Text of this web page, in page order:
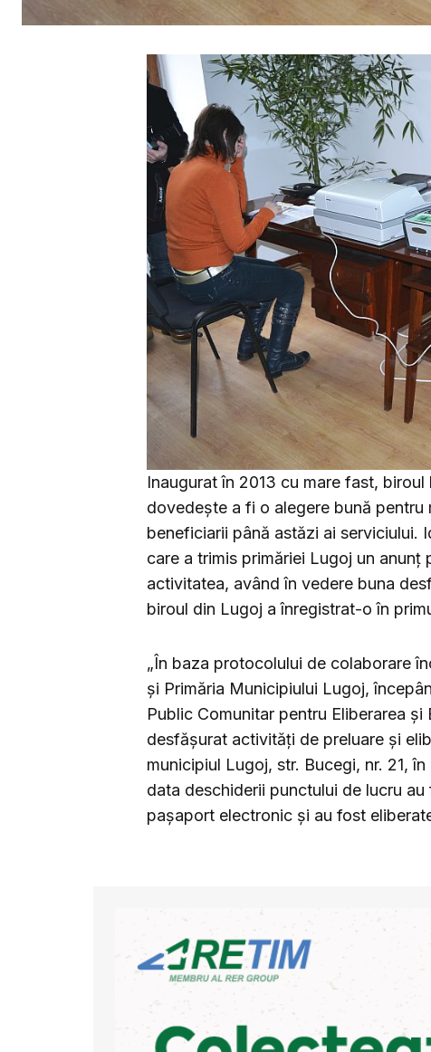
Inaugurat în 2013 cu mare fast,
dovedește a fi o alegere bună
beneficiarii până astăzi ai serviciului.
care a trimis primăriei Lugoj un
activitatea, având în vedere buna
biroul din Lugoj a înregistrat-o în
„În baza protocolului de colaborare
şi Primăria Municipiului Lugoj,
Public Comunitar pentru Eliberarea
desfăşurat activităţi de preluare şi
municipiul Lugoj, str. Bucegi, nr. 21,
data deschiderii punctului de lucru
paşaport electronic şi au fost